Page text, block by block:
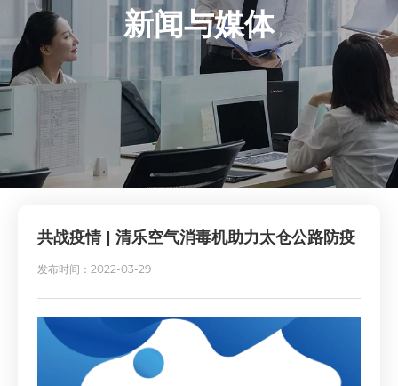
新闻与媒体
共战疫情 | 清乐空气消毒机助力太仓公路防疫
发布时间：2022-03-29